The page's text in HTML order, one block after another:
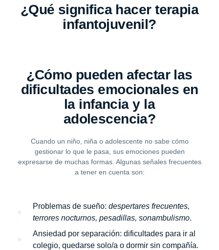
¿Qué significa hacer terapia
infantojuvenil?
¿Cómo pueden afectar las
dificultades emocionales en
la infancia y la
adolescencia?
Cuando un niño, niña o adolescente no sabe cómo
gestionar lo que le pasa, sus emociones pueden
expresarse de muchas formas. Algunas señales frecuentes
a tener en cuenta son:
Problemas de sueño: despertares frecuentes,
terrores nocturnos, pesadillas, sonambulismo.
Ansiedad por separación: dificultades para ir al
colegio, quedarse solo/a o dormir sin compañía.